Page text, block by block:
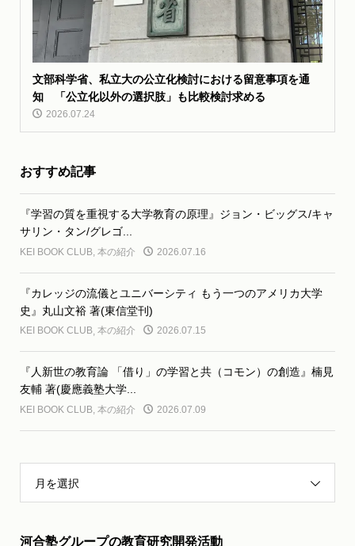
文部科学省、私立大の公立化検討における留意事項を通
知 「公立化以外の選択肢」も比較検討求める
2026.07.24
おすすめ記事
『学習の質を重視する大学教育の原理』ジョン・ビッグス/キャ
サリン・タン/グレゴ...
KEI BOOK CLUB, 本の紹介 2026.07.16
『カレッジの流儀とユニバーシティ もう一つのアメリカ大学
史』丸山文裕 著(東信堂刊)
KEI BOOK CLUB, 本の紹介 2026.07.15
『人新世の教育論 「借り」の学習と共（コモン）の創造』楠見
友輔 著(慶應義塾大学...
KEI BOOK CLUB, 本の紹介 2026.07.09
月を選択
河合塾グループの教育研究開発活動